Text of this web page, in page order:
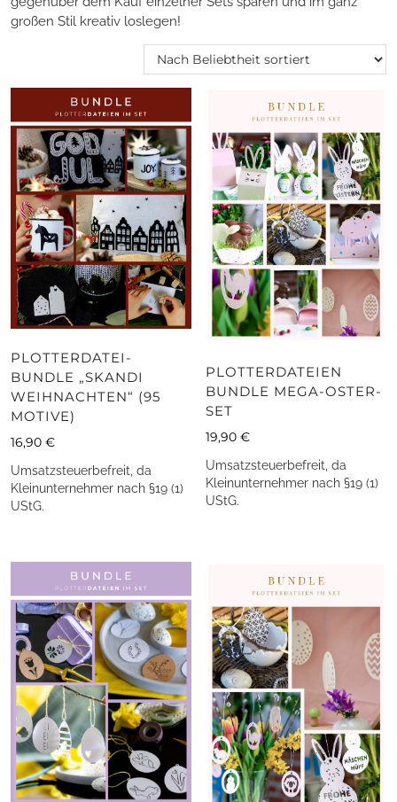
großen Stil kreativ loslegen!
PLOTTERDATEI-
BUNDLE „SKANDI
WEIHNACHTEN“ (95
MOTIVE)
16,90 €
Umsatzsteuerbefreit, da
Kleinunternehmer nach §19 (1)
UStG.
PLOTTERDATEIEN
BUNDLE MEGA-OSTER-
SET
19,90€
Umsatzsteuerbefreit, da
Kleinunternehmer nach §19 (1)
UStG.